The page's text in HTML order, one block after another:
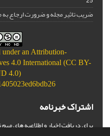
ضریب تاثیر مجله و ضرورت ارجاع به
an Attribution-
4.0 International (CC BY-
4.0)
اشتراک خبرنامه
برای دریافت اخبار و اطلاعیه های